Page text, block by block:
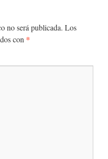
no será publicada. Los
con *